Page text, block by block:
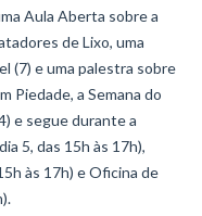
Aula Aberta sobre a
de Lixo, uma
(7) e uma palestra sobre
Piedade, a Semana do
e segue durante a
5, das 15h às 17h),
às 17h) e Oficina de